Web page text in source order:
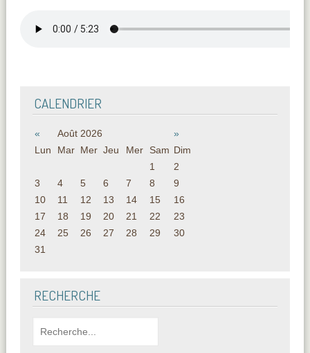
CALENDRIER
« Août 2026
»
Lun
Mar Mer Jeu Mer Sam Dim
1
2
3
4 5 6 7 8
9
10
11 12 13 14 15
16
17
18 19 20 21 22
23
24
25 26 27 28 29
30
31
RECHERCHE